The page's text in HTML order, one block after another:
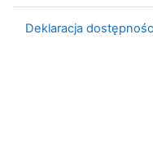
Deklaracja